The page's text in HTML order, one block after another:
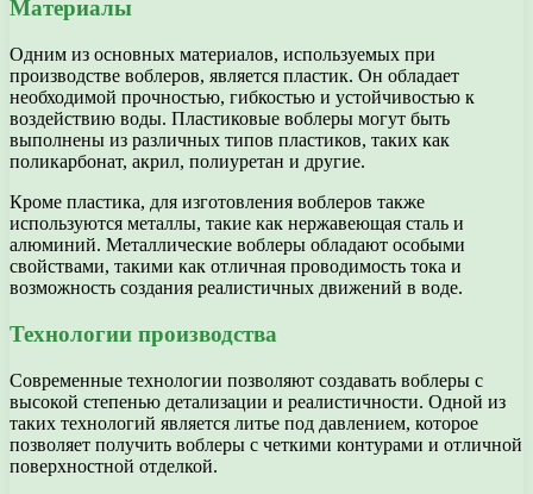
Материалы
Одним из основных материалов, используемых при
производстве воблеров, является пластик. Он обладает
необходимой прочностью, гибкостью и устойчивостью к
воздействию воды. Пластиковые воблеры могут быть
выполнены из различных типов пластиков, таких как
поликарбонат, акрил, полиуретан и другие.
Кроме пластика, для изготовления воблеров также
используются металлы, такие как нержавеющая сталь и
алюминий. Металлические воблеры обладают особыми
свойствами, такими как отличная проводимость тока и
возможность создания реалистичных движений в воде.
Технологии производства
Современные технологии позволяют создавать воблеры с
высокой степенью детализации и реалистичности. Одной из
таких технологий является литье под давлением, которое
позволяет получить воблеры с четкими контурами и отличной
поверхностной отделкой.